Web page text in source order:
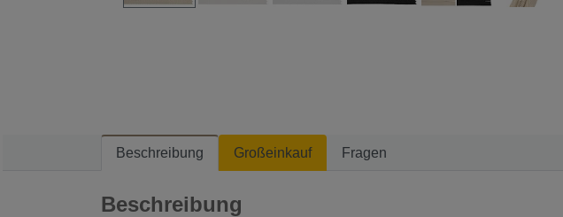
Beschreibung Großeinkauf Fragen
Beschreibung